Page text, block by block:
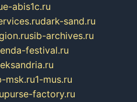
e-abis1c.ru
dark-sand.ru
sib-archives.ru
festival.ru
msk.ru1-mus.ru
purse-factory.ru